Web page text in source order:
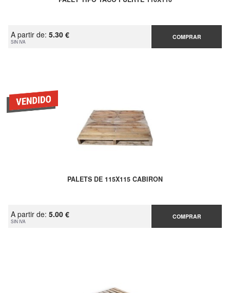
A partir de: 5.30 €
SIN IVA
COMPRAR
PALETS DE 115X115 CABIRON
A partir de: 5.00 €
SIN IVA
COMPRAR